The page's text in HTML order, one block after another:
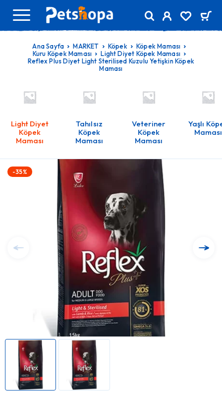
Ana Sayfa MARKET Köpek
Köpek Maması
Kuru Köpek Maması
Light Diyet Köpek Maması
Reflex Plus Diyet Light Sterilised Kuzulu Yetişkin Köpek
Maması
Light Diyet
Köpek
Maması
Tahılsız
Köpek
Maması
Veteriner
Köpek
Maması
Yaşlı
Maması
-35%